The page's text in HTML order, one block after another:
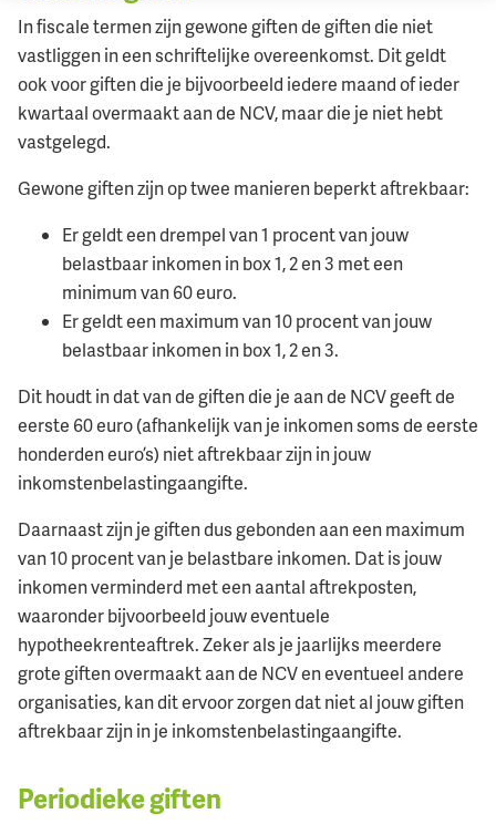
In fiscale termen zijn gewone giften de giften die niet
vastliggen in een schriftelijke overeenkomst. Dit geldt
ook voor giften die je bijvoorbeeld iedere maand of ieder
kwartaal overmaakt aan de NCV, maar die je niet hebt
vastgelegd.
Gewone giften zijn op twee manieren beperkt aftrekbaar:
Er geldt een drempel van 1 procent van jouw
belastbaar inkomen in box 1, 2 en 3 met een
minimum van 60 euro.
Er geldt een maximum van 10 procent van jouw
belastbaar inkomen in box 1, 2 en 3.
Dit houdt in dat van de giften die je aan de NCV geeft de
eerste 60 euro (afhankelijk van je inkomen soms de eerste
honderden euro’s) niet aftrekbaar zijn in jouw
inkomstenbelastingaangifte.
Daarnaast zijn je giften dus gebonden aan een maximum
van 10 procent van je belastbare inkomen. Dat is jouw
inkomen verminderd met een aantal aftrekposten,
waaronder bijvoorbeeld jouw eventuele
hypotheekrenteaftrek. Zeker als je jaarlijks meerdere
grote giften overmaakt aan de NCV en eventueel andere
organisaties, kan dit ervoor zorgen dat niet al jouw giften
aftrekbaar zijn in je inkomstenbelastingaangifte.
Periodieke giften